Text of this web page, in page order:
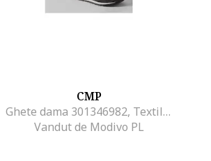
CMP
Ghete dama 301346982, Textil, Bej, Bej
Vandut de Modivo PL